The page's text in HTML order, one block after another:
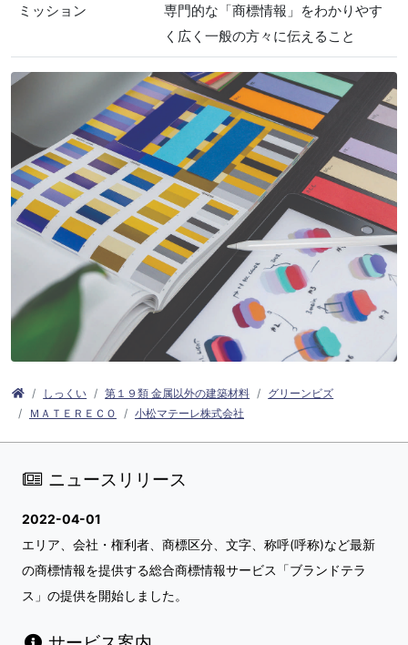
ミッション
専門的な「商標情報」をわかりやす
く広く一般の方々に伝えること
しっくい 第１９類 金属以外の建築材料
グリーンビズ
ＭＡＴＥＲＥＣＯ
小松マテーレ株式会社
ニュースリリース
2022-04-01
エリア、会社・権利者、商標区分、文字、称呼(呼称)など最新
の商標情報を提供する総合商標情報サービス「ブランドテラ
ス」の提供を開始しました。